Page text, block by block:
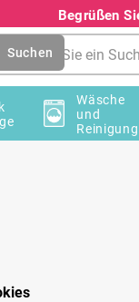
Begrüßen
Suchen
Wäsche
und
Reinigung